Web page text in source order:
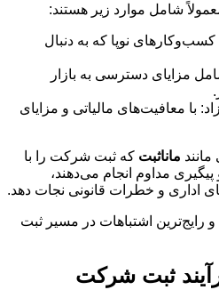
شامل موارد زیر هستند:
کسب‌وکارهای نوپا که به دنبال
مزایای دسترسی به بازار
با معافیت‌های مالیاتی و مزایای
ماناثبت که ثبت شرکت را با
مداوم انجام می‌دهند،
اداری و خطرات قانونی نجات دهد.
رایج‌ترین اشتباهات در مسیر ثبت
ثبت شرکت